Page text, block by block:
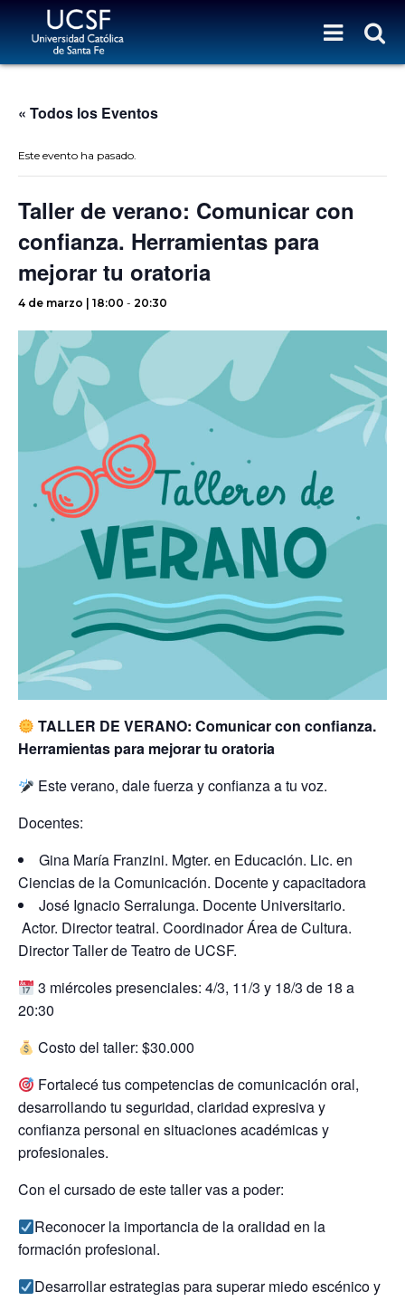
« Todos los Eventos
Este evento ha pasado.
Taller de verano: Comunicar con
confianza. Herramientas para
mejorar tu oratoria
4 de marzo | 18:00 - 20:30
TALLER DE VERANO: Comunicar con confianza.
Herramientas para mejorar tu oratoria
Este verano, dale fuerza y confianza a tu voz.
Docentes:
Gina María Franzini. Mgter. en Educación. Lic. en
Ciencias de la Comunicación. Docente y capacitadora
José Ignacio Serralunga. Docente Universitario.
Actor. Director teatral. Coordinador Área de Cultura.
Director Taller de Teatro de UCSF.
3 miércoles presenciales: 4/3, 11/3 y 18/3 de 18 a
20:30
Costo del taller: $30.000
Fortalecé tus competencias de comunicación oral,
desarrollando tu seguridad, claridad expresiva y
confianza personal en situaciones académicas y
profesionales.
Con el cursado de este taller vas a poder:
Reconocer la importancia de la oralidad en la
formación profesional.
Desarrollar estrategias para superar miedo escénico y